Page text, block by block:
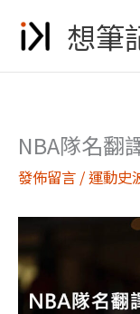
要
想筆
NBA隊名翻
發佈留言 /運動史